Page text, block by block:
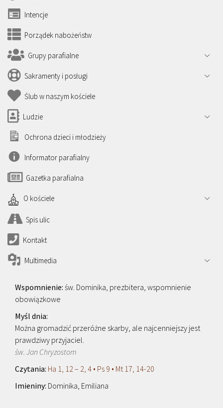
Intencje
Porządek nabożeństw
Grupy parafialne
Sakramenty i posługi
Ślub w naszym kościele
Ludzie
Ochrona dzieci i młodzieży
Informator parafialny
Gazetka parafialna
O kościele
Spis ulic
Kontakt
Multimedia
św. Dominika, prezbitera, wspomnienie
obowiązkowe
Można gromadzić przeróżne skarby, ale najcenniejszy jest
prawdziwy przyjaciel.
św. Jan Chryzostom
Ha 1, 12 – 2, 4 • Ps 9 • Mt 17, 14-20
Dominika, Emiliana